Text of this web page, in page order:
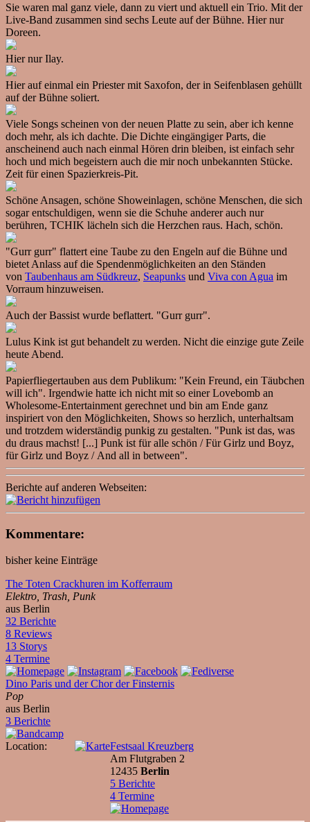
Sie waren mal ganz viele, dann zu viert und aktuell ein Trio. Mit der
Live-Band zusammen sind sechs Leute auf der Bühne. Hier nur
Doreen.
Hier nur Ilay.
Hier auf einmal ein Priester mit Saxofon, der in Seifenblasen gehüllt
auf der Bühne soliert.
Viele Songs scheinen von der neuen Platte zu sein, aber ich kenne
doch mehr, als ich dachte. Die Dichte eingängiger Parts, die
anscheinend auch nach einmal Hören drin bleiben, ist einfach sehr
hoch und mich begeistern auch die mir noch unbekannten Stücke.
Zeit für einen Spazierkreis-Pit.
Schöne Ansagen, schöne Showeinlagen, schöne Menschen, die sich
sogar entschuldigen, wenn sie die Schuhe anderer auch nur
berühren, TCHIK lächeln sich die Herzchen raus. Hach, schön.
"Gurr gurr" flattert eine Taube zu den Engeln auf die Bühne und
bietet Anlass auf die Spendenmöglichkeiten an den Ständen
von Taubenhaus am Südkreuz, Seapunks und Viva con Agua im
Vorraum hinzuweisen.
Auch der Bassist wurde beflattert. "Gurr gurr".
Lulus Kink ist gut behandelt zu werden. Nicht die einzige gute Zeile
heute Abend.
Papierfliegertauben aus dem Publikum: "Kein Freund, ein Täubchen
will ich". Irgendwie hatte ich nicht mit so einer Lovebomb an
Wholesome-Entertainment gerechnet und bin am Ende ganz
inspiriert von den Möglichkeiten, Shows so herzlich, unterhaltsam
und trotzdem widerständig punkig zu gestalten. "Punk ist das, was
du draus machst! [...] Punk ist für alle schön / Für Girlz und Boyz,
für Girlz und Boyz / And all in between".
Berichte auf anderen Webseiten:
Kommentare:
bisher keine Einträge
The Toten Crackhuren im Kofferraum
Elektro, Trash, Punk
aus Berlin
32 Berichte
8 Reviews
13 Storys
4 Termine
Dino Paris und der Chor der Finsternis
Pop
aus Berlin
3 Berichte
Location:
Festsaal Kreuzberg
Am Flutgraben 2
12435 Berlin
5 Berichte
4 Termine